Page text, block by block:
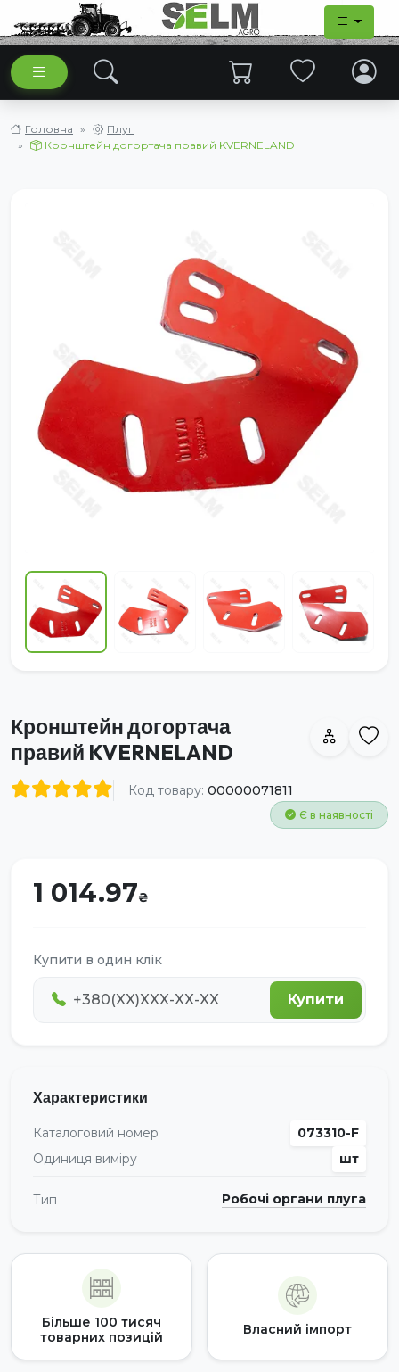
Головна
Плуг
Кронштейн догортача правий KVERNELAND
Кронштейн догортача
правий KVERNELAND
Код товару: 00000071811
Є в наявності
1 014.97
Купити в один клік
Купити
Характеристики
Каталоговий номер
073310-F
Одиниця виміру
шт
Тип Робочі органи плуга
Більше 100 тисяч
товарних позицій
Власний імпорт